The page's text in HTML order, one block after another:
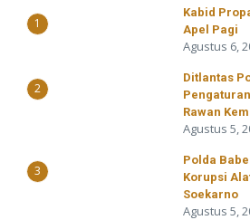
1
Kabid
Apel Pagi
Agustus 6,
2
Ditlantas
Rawan
Agustus 5,
3
Polda
Korupsi
Soekarno
Agustus 5,